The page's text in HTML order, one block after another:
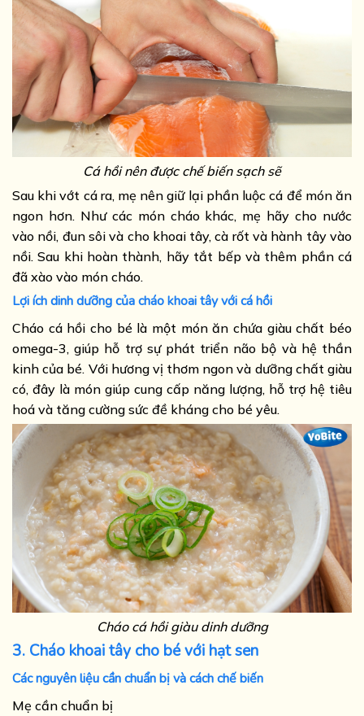
Cá hồi nên được chế biến sạch sẽ
Sau khi vớt cá ra, mẹ nên giữ lại phần luộc cá để món ăn
ngon hơn. Như các món cháo khác, mẹ hãy cho nước
vào nồi, đun sôi và cho khoai tây, cà rốt và hành tây vào
nồi. Sau khi hoàn thành, hãy tắt bếp và thêm phần cá
đã xào vào món cháo.
Lợi ích dinh dưỡng của cháo khoai tây với cá hồi
Cháo cá hồi cho bé là một món ăn chứa giàu chất béo
omega-3, giúp hỗ trợ sự phát triển não bộ và hệ thần
kinh của bé. Với hương vị thơm ngon và dưỡng chất giàu
có, đây là món giúp cung cấp năng lượng, hỗ trợ hệ tiêu
hoá và tăng cường sức đề kháng cho bé yêu.
Cháo cá hồi giàu dinh dưỡng
3. Cháo khoai tây cho bé với hạt sen
Các nguyên liệu cần chuẩn bị và cách chế biến
Mẹ cần chuẩn bị